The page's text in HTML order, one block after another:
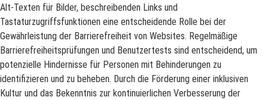
Alt-Texten für Bilder, beschreibenden Links und
Tastaturzugriffsfunktionen eine entscheidende Rolle bei der
Gewährleistung der Barrierefreiheit von Websites. Regelmäßige
Barrierefreiheitsprüfungen und Benutzertests sind entscheidend, um
potenzielle Hindernisse für Personen mit Behinderungen zu
identifizieren und zu beheben. Durch die Förderung einer inklusiven
Kultur und das Bekenntnis zur kontinuierlichen Verbesserung der